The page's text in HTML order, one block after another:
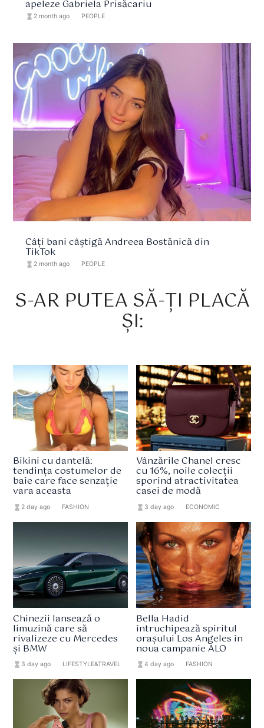
apeleze Gabriela Prisăcariu
hourglass_full 2 month ago PEOPLE
Câți bani câștigă Andreea Bostănică din
TikTok
hourglass_full 2 month ago PEOPLE
S-AR PUTEA SĂ-ȚI PLACĂ
ȘI:
Bikini cu dantelă:
tendința costumelor de
baie care face senzație
vara aceasta
hourglass_full 2 day ago FASHION
Vânzările Chanel cresc
cu 16%, noile colecții
sporind atractivitatea
casei de modă
hourglass_full 3 day ago ECONOMIC
Chinezii lansează o
limuzină care să
rivalizeze cu Mercedes
și BMW
hourglass_full 3 day ago LIFESTYLE&TRAVEL
Bella Hadid
întruchipează spiritul
orașului Los Angeles în
noua campanie ALO
hourglass_full 4 day ago FASHION